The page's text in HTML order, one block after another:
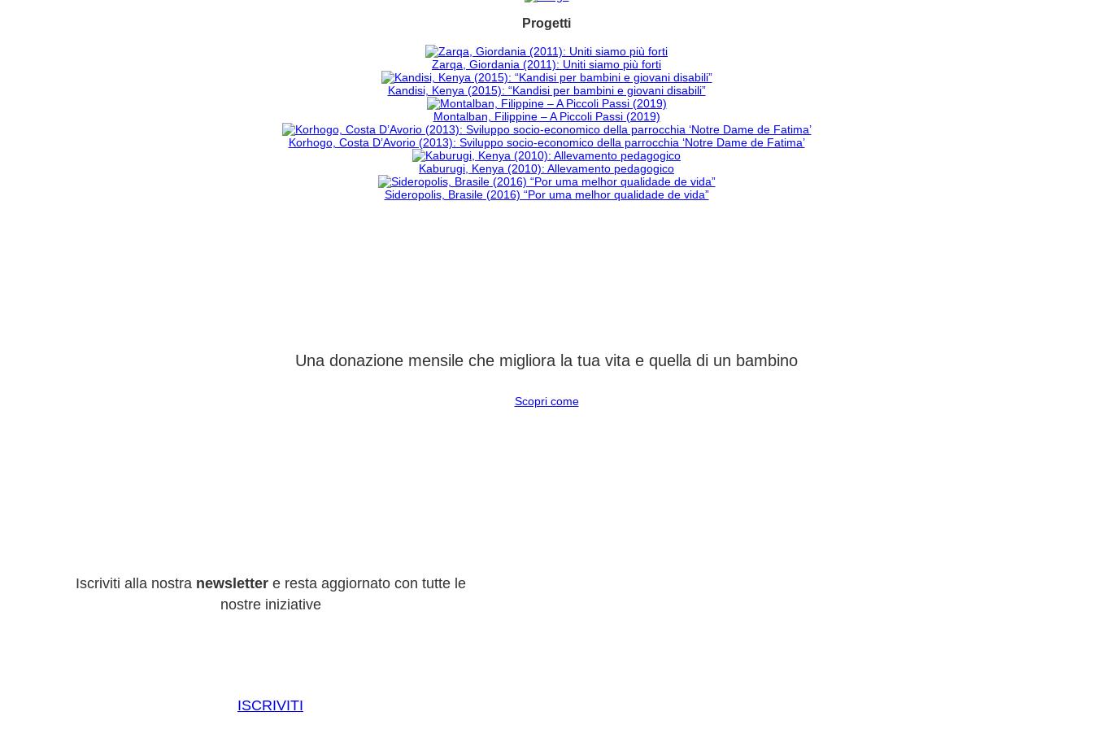
Progetti
Zarqa, Giordania (2011): Uniti siamo più forti
Kandisi, Kenya (2015): “Kandisi per bambini e giovani disabili”
Montalban, Filippine – A Piccoli Passi (2019)
Korhogo, Costa D’Avorio (2013): Sviluppo socio-economico della parrocchia ‘Notre Dame de Fatima’
Kaburugi, Kenya (2010): Allevamento pedagogico
Sideropolis, Brasile (2016) “Por uma melhor qualidade de vida”
Una donazione mensile che migliora la tua vita e quella di un bambino
Scopri come
Iscriviti alla nostra newslettere resta aggiornato con tutte le
nostre iniziative
ISCRIVITI